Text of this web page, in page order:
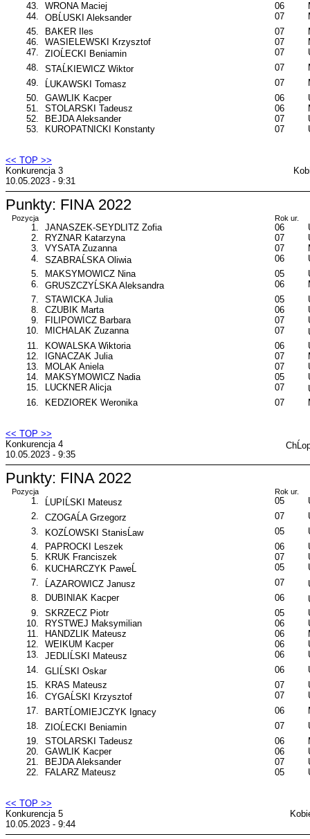
43.
WRONA Maciej 06
44.
OBĹUSKI Aleksander 07
45.
BAKER Iles 07
46.
WASIELEWSKI Krzysztof 07
47.
ZIOĹECKI Beniamin 07
48.
STAĹKIEWICZ Wiktor 07
49.
ĹUKAWSKI Tomasz 07
50.
GAWLIK Kacper 06
51.
STOLARSKI Tadeusz 06
52.
BEJDA Aleksander 07
53.
KUROPATNICKI Konstanty 07
<< TOP >>
Konkurencja 3
10.05.2023 - 9:31
Punkty: FINA 2022
Pozycja Rok ur.
1. JANASZEK-SEYDLITZ Zofia 06
2.
RYZNAR Katarzyna 07
3.
VYSATA Zuzanna 07
4.
SZABRAĹSKA Oliwia 06
5.
MAKSYMOWICZ Nina 05
6.
GRUSZCZYĹSKA Aleksandra 06
7.
STAWICKA Julia 05
8.
CZUBIK Marta 06
9.
FILIPOWICZ Barbara 07
10.
MICHALAK Zuzanna 07
11.
KOWALSKA Wiktoria 06
12.
IGNACZAK Julia 07
13.
MOLAK Aniela 07
14.
MAKSYMOWICZ Nadia 05
15.
LUCKNER Alicja 07
16.
KEDZIOREK Weronika 07
<< TOP >>
Konkurencja 4
10.05.2023 - 9:35
Punkty: FINA 2022
Pozycja Rok ur.
1. ĹUPIĹSKI Mateusz 05
2.
CZOGAĹA Grzegorz 07
3.
KOZĹOWSKI StanisĹaw 05
4.
PAPROCKI Leszek 06
5.
KRUK Franciszek 07
6.
KUCHARCZYK PaweĹ 05
7.
ĹAZAROWICZ Janusz 07
8.
DUBINIAK Kacper 06
9.
SKRZECZ Piotr 05
10.
RYSTWEJ Maksymilian 06
11.
HANDZLIK Mateusz 06
12.
WEIKUM Kacper 06
13.
JEDLIĹSKI Mateusz 06
14.
GLIĹSKI Oskar 06
15.
KRAS Mateusz 07
16.
CYGAĹSKI Krzysztof 07
17.
BARTĹOMIEJCZYK Ignacy 06
18.
ZIOĹECKI Beniamin 07
19.
STOLARSKI Tadeusz 06
20.
GAWLIK Kacper 06
21.
BEJDA Aleksander 07
22.
FALARZ Mateusz 05
<< TOP >>
Konkurencja 5
10.05.2023 - 9:44